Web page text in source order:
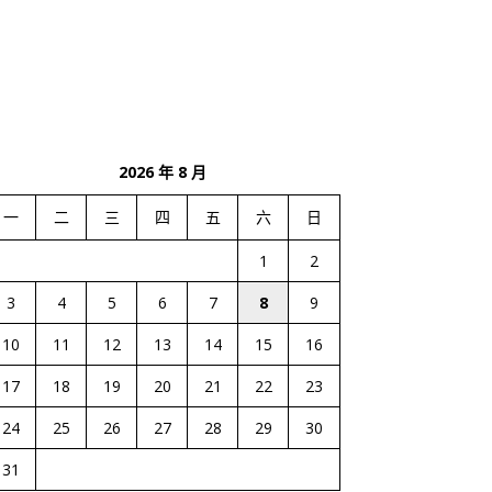
2026 年 8 月
一 二 三 四 五 六 日
1
2
3
4 5 6 7 8
9
10
11 12 13 14 15
16
17
18 19 20 21 22
23
24
25 26 27 28 29
30
31